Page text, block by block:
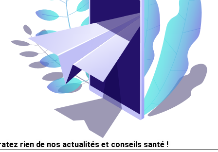
rien de nos actualités et conseils santé !